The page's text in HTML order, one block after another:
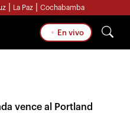
La Paz Cochabamba
En vivo
vence al Portland